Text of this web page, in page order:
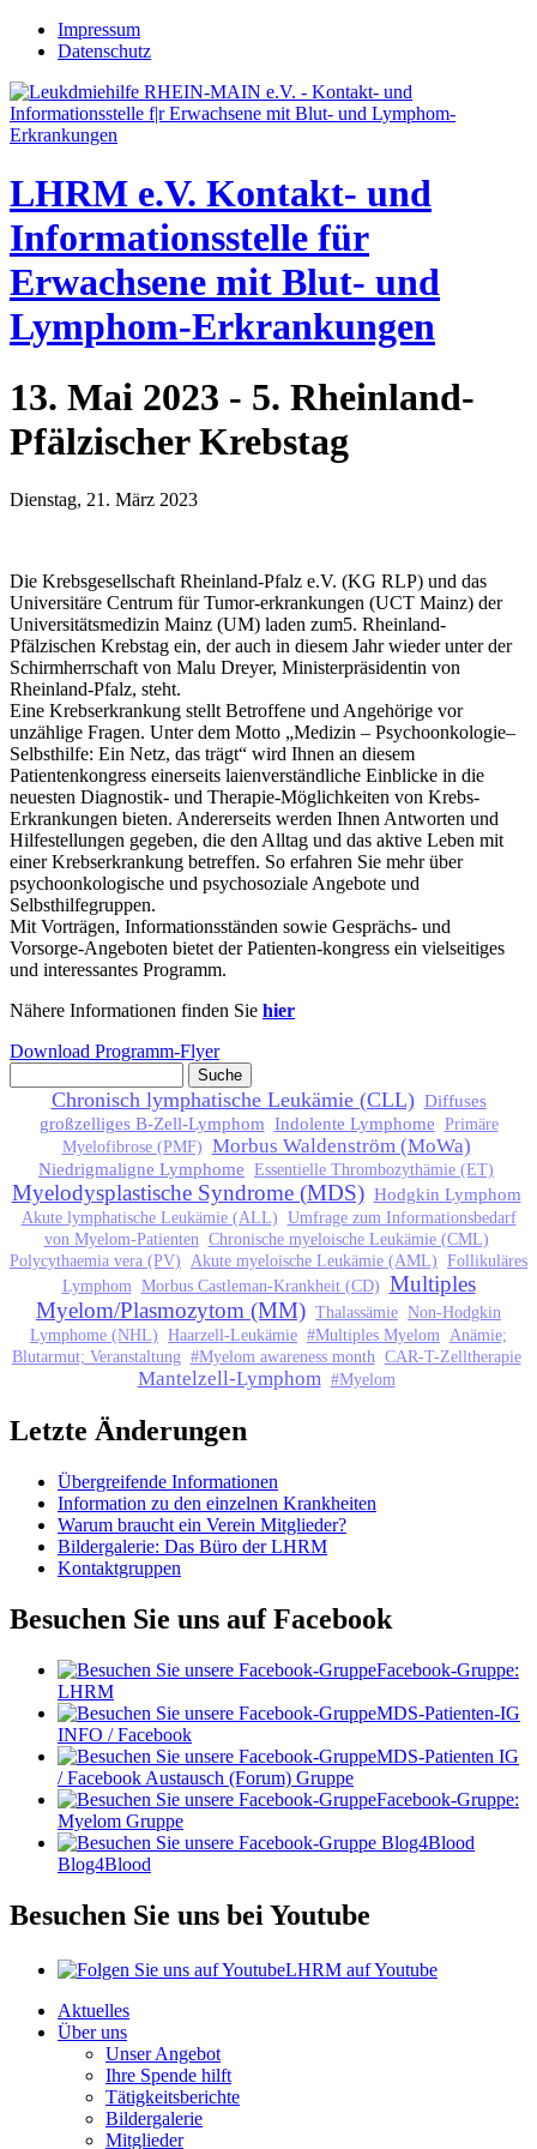
Jump to navigation
Impressum
Datenschutz
LHRM e.V. Kontakt- und
Informationsstelle für
Erwachsene mit Blut- und
Lymphom-Erkrankungen
13. Mai 2023 - 5. Rheinland-
Pfälzischer Krebstag
Dienstag, 21. März 2023
Die Krebsgesellschaft Rheinland-Pfalz e.V. (KG RLP) und das
Universitäre Centrum für Tumor-erkrankungen (UCT Mainz) der
Universitätsmedizin Mainz (UM) laden zum5. Rheinland-
Pfälzischen Krebstag ein, der auch in diesem Jahr wieder unter der
Schirmherrschaft von Malu Dreyer, Ministerpräsidentin von
Rheinland-Pfalz, steht.
Eine Krebserkrankung stellt Betroffene und Angehörige vor
unzählige Fragen. Unter dem Motto „Medizin – Psychoonkologie–
Selbsthilfe: Ein Netz, das trägt“ wird Ihnen an diesem
Patientenkongress einerseits laienverständliche Einblicke in die
neuesten Diagnostik- und Therapie-Möglichkeiten von Krebs-
Erkrankungen bieten. Andererseits werden Ihnen Antworten und
Hilfestellungen gegeben, die den Alltag und das aktive Leben mit
einer Krebserkrankung betreffen. So erfahren Sie mehr über
psychoonkologische und psychosoziale Angebote und
Selbsthilfegruppen.
Mit Vorträgen, Informationsständen sowie Gesprächs- und
Vorsorge-Angeboten bietet der Patienten-kongress ein vielseitiges
und interessantes Programm.
Nähere Informationen finden Sie hier
Download Programm-Flyer
Suchformular
Chronisch lymphatische Leukämie (CLL) Diffuses
großzelliges B-Zell-Lymphom Indolente Lymphome Primäre
Myelofibrose (PMF) Morbus Waldenström (MoWa)
Niedrigmaligne Lymphome Essentielle Thrombozythämie (ET)
Myelodysplastische Syndrome (MDS) Hodgkin Lymphom
Akute lymphatische Leukämie (ALL) Umfrage zum Informationsbedarf
von Myelom-Patienten Chronische myeloische Leukämie (CML)
Polycythaemia vera (PV) Akute myeloische Leukämie (AML) Follikuläres
Lymphom Morbus Castleman-Krankheit (CD) Multiples
Myelom/Plasmozytom (MM) Thalassämie Non-Hodgkin
Lymphome (NHL) Haarzell-Leukämie #Multiples Myelom Anämie;
Blutarmut; Veranstaltung #Myelom awareness month CAR-T-Zelltherapie
Mantelzell-Lymphom #Myelom
Letzte Änderungen
Übergreifende Informationen
Information zu den einzelnen Krankheiten
Warum braucht ein Verein Mitglieder?
Bildergalerie: Das Büro der LHRM
Kontaktgruppen
Besuchen Sie uns auf Facebook
Facebook-Gruppe:
LHRM
MDS-Patienten-IG
INFO / Facebook
MDS-Patienten IG
/ Facebook Austausch (Forum) Gruppe
Facebook-Gruppe:
Myelom Gruppe
Blog4Blood
Besuchen Sie uns bei Youtube
LHRM auf Youtube
Aktuelles
Über uns
Unser Angebot
Ihre Spende hilft
Tätigkeitsberichte
Bildergalerie
Mitglieder